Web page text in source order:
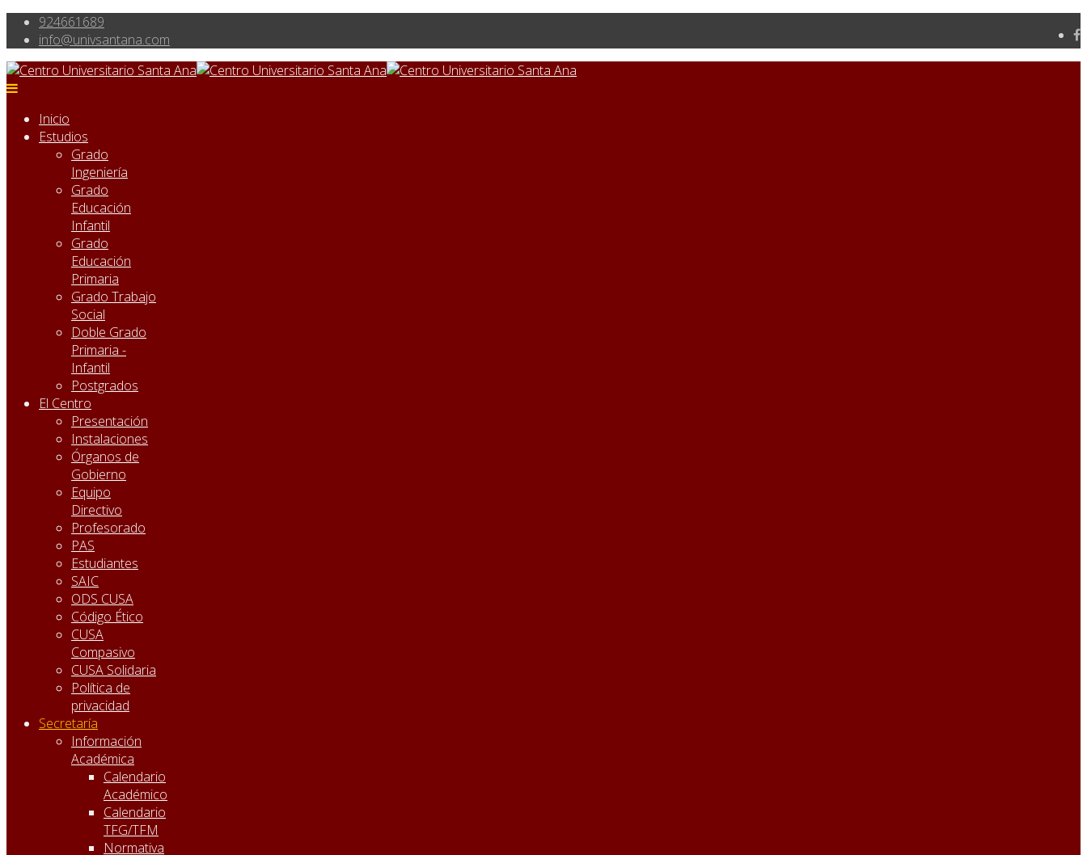
924661689
info@univsantana.com
Inicio
Estudios
Grado
Ingeniería
Grado
Educación
Infantil
Grado
Educación
Primaria
Grado Trabajo
Social
Doble Grado
Primaria -
Infantil
Postgrados
El Centro
Presentación
Instalaciones
Órganos de
Gobierno
Equipo
Directivo
Profesorado
PAS
Estudiantes
SAIC
ODS CUSA
Código Ético
CUSA
Compasivo
CUSA Solidaria
Política de
privacidad
Secretaría
Información
Académica
Calendario
Académico
Calendario
TFG/TFM
Normativa